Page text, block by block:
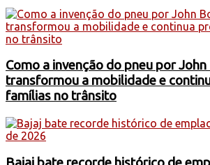
Como a invenção do pneu por
transformou a mobilidade e
famílias no trânsito